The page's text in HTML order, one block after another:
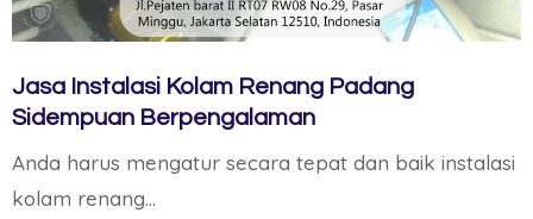
Jasa Instalasi Kolam Renang Padang
Sidempuan Berpengalaman
Anda harus mengatur secara tepat dan baik instalasi
kolam renang…